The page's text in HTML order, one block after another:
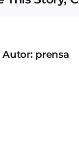
Autor: prensa